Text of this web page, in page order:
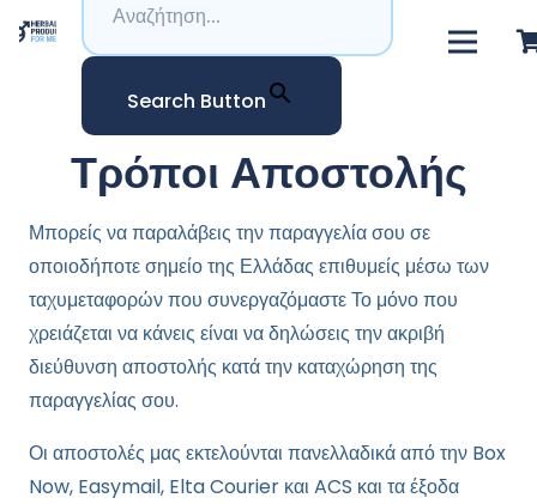
Search Button
Τρόποι Αποστολής
Μπορείς να παραλάβεις την παραγγελία σου σε
οποιοδήποτε σημείο της Ελλάδας επιθυμείς μέσω των
ταχυμεταφορών που συνεργαζόμαστε Το μόνο που
χρειάζεται να κάνεις είναι να δηλώσεις την ακριβή
διεύθυνση αποστολής κατά την καταχώρηση της
παραγγελίας σου.
Οι αποστολές μας εκτελούνται πανελλαδικά από την Box
Now, Easymail, Elta Courier και ACS και τα έξοδα